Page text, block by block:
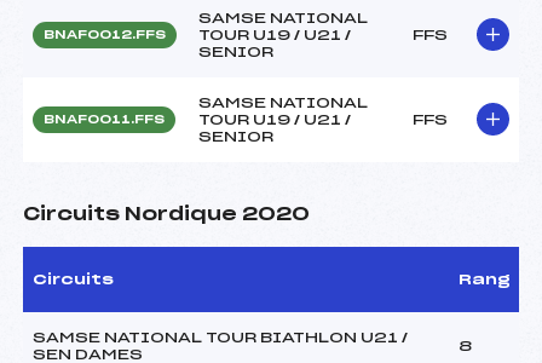
BNAF0012.FFS
SAMSE NATIONAL
TOUR U19 / U21 /
SENIOR
FFS
BNAF0011.FFS
SAMSE NATIONAL
TOUR U19 / U21 /
SENIOR
FFS
Circuits Nordique 2020
Circuits Rang
SAMSE NATIONAL TOUR BIATHLON U21 /
SEN DAMES
8